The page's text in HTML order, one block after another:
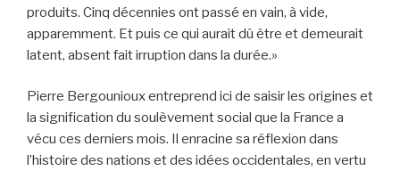
produits. Cinq décennies ont passé en vain, à vide,
apparemment. Et puis ce qui aurait dû être et demeurait
latent, absent fait irruption dans la durée.»
Pierre Bergounioux entreprend ici de saisir les origines et
la signification du soulèvement social que la France a
vécu ces derniers mois. Il enracine sa réflexion dans
l’histoire des nations et des idées occidentales, en vertu